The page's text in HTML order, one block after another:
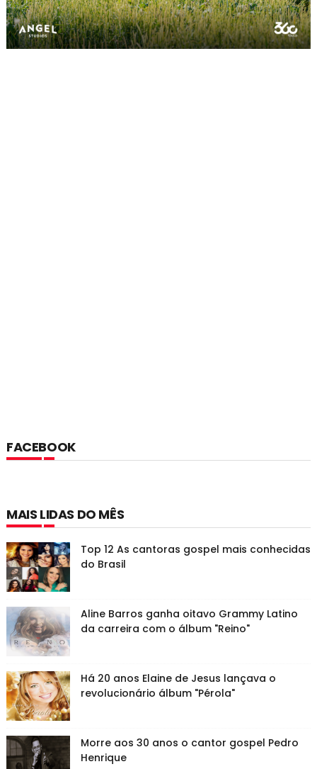
FACEBOOK
MAIS LIDAS DO MÊS
Top 12 As cantoras gospel mais conhecidas
do Brasil
Aline Barros ganha oitavo Grammy Latino
da carreira com o álbum "Reino"
Há 20 anos Elaine de Jesus lançava o
revolucionário álbum "Pérola"
Morre aos 30 anos o cantor gospel Pedro
Henrique